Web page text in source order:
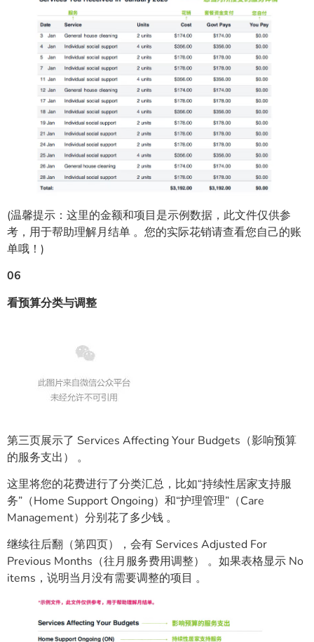
(温馨提示：这里的金额和项目是示例数据，此文件仅供参
考，用于帮助理解月结单 。您的实际花销请查看您自己的账
单哦！)
06
看预算分类与调整
第三页展示了 Services Affecting Your Budgets（影响预算
的服务支出） 。
这里将您的花费进行了分类汇总，比如“持续性居家支持服
务”（Home Support Ongoing）和“护理管理”（Care
Management）分别花了多少钱 。
继续往后翻（第四页），会有 Services Adjusted For
Previous Months（往月服务费用调整） 。如果表格显示 No
items，说明当月没有需要调整的项目 。